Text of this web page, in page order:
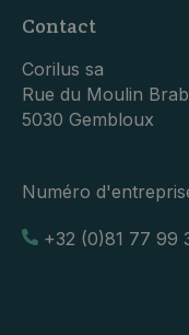
Contact
Corilus sa
Rue du Moulin
5030 Gembloux
Numéro
+32 (0)81 77 99